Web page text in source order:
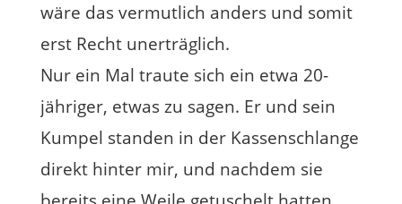
wäre das vermutlich anders und somit
erst Recht unerträglich.
Nur ein Mal traute sich ein etwa 20-
jähriger, etwas zu sagen. Er und sein
Kumpel standen in der Kassenschlange
direkt hinter mir, und nachdem sie